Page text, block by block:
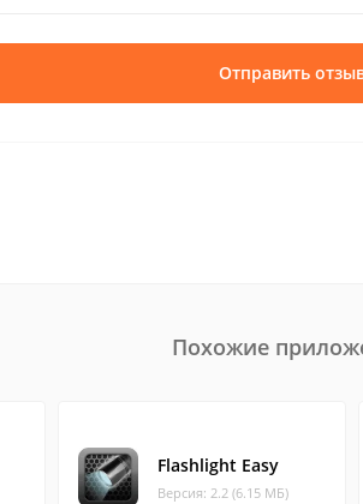
Отправить
Похожие
Flashlight Easy
Версия: 2.2 (6.15 МБ)